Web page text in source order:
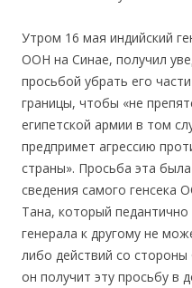
Утром 16 мая индийский
ООН на Синае, получил
просьбой убрать его
границы, чтобы «не
египетской армии в том
предпримет агрессию
страны». Просьба эта
сведения самого генсека
Тана, который
генерала к другому не
либо действий со
он получит эту просьбу в